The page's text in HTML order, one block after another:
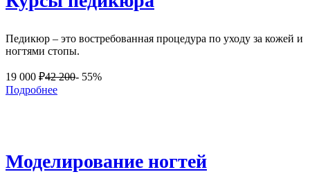
Педикюр – это востребованная процедура по уходу за кожей и
ногтями стопы.
19 000 ₽42 200- 55%
Подробнее
Моделирование ногтей